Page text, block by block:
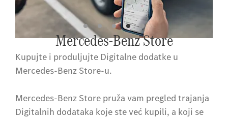
Mercedes-Benz Store
Kupujte i produljujte Digitalne dodatke u
Mercedes-Benz Store-u.
Mercedes-Benz Store pruža vam pregled trajanja
Digitalnih dodataka koje ste već kupili, a koji se